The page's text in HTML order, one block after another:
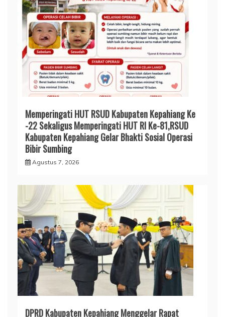
Memperingati HUT RSUD Kabupaten Kepahiang Ke
-22 Sekaligus Memperingati HUT RI Ke-81,RSUD
Kabupaten Kepahiang Gelar Bhakti Sosial Operasi
Bibir Sumbing
Agustus 7, 2026
DPRD Kabupaten Kepahiang Menggelar Rapat